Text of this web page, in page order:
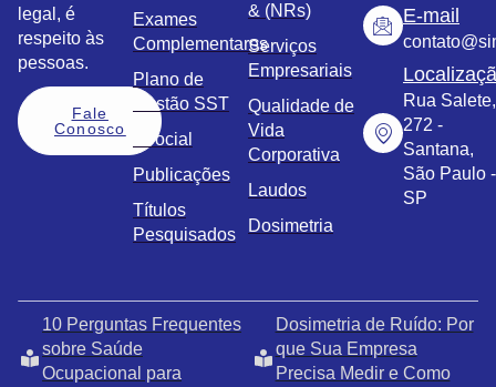
legal, é
respeito às
pessoas.
Fale
Conosco
Exames
Complementares
Plano de
Gestão SST
eSocial
Publicações
Títulos
Pesquisados
& (NRs)
Serviços
Empresariais
Qualidade de
Vida
Corporativa
Laudos
Dosimetria
E-mail
Rua Salete,
272 -
Santana,
São Paulo -
SP
10 Perguntas Frequentes
sobre Saúde
Ocupacional para
Dosimetria de Ruído: Por
que Sua Empresa
Precisa Medir e Como